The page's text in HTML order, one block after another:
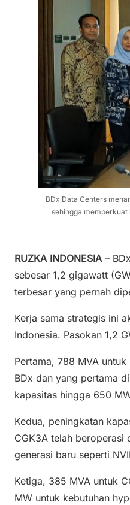
BDx Data Centers
sehingga
RUZKA INDONESIA–
sebesar 1,2 gigawatt
terbesar yang pernah
Kerja sama strategis ini
Indonesia. Pasokan 1,2
Pertama, 788 MVA
BDx dan yang pertama
kapasitas hingga 650
Kedua, peningkatan
CGK3A telah
generasi baru seperti
Ketiga, 385 MVA untuk
MW untuk kebutuhan